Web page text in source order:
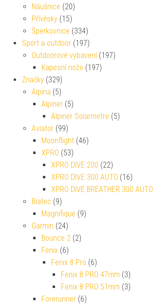
Náušnice (20)
Přívěsky (15)
Šperkovnice (334)
Sport a outdoor (197)
Outdoorové vybavení (197)
Kapesní nože (197)
Značky (329)
Alpina (5)
Alpiner (5)
Alpiner Solarmetre (5)
Aviator (99)
Moonflight (46)
XPRO (53)
XPRO DIVE 200 (22)
XPRO DIVE 300 AUTO (16)
XPRO DIVE BREATHER 300 AUTO
Biatec (9)
Magnifique (9)
Garmin (24)
Bounce 2 (2)
Fenix (6)
Fenix 8 Pro (6)
Fenix 8 PRO 47mm (3)
Fenix 8 PRO 51mm (3)
Forerunner (6)